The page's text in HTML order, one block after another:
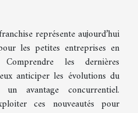
représente aujourd’hui
les petites entreprises en
les dernières
anticiper les évolutions du
avantage concurrentiel.
ces nouveautés pour